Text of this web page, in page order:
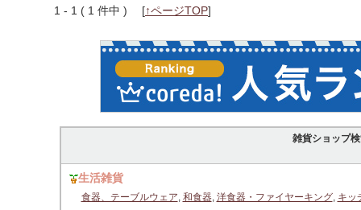
1 - 1 ( 1 件中 ) [↑ページTOP]
雑貨ショップ
生活雑貨
食器、テーブルウェア, 和食器, 洋食器・ファイヤーキング, キッ